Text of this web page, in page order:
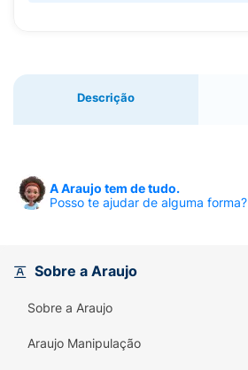
Descrição
A Araujo tem de tudo.
Posso te ajudar de alguma forma?
Sobre a Araujo
Sobre a Araujo
Araujo Manipulação